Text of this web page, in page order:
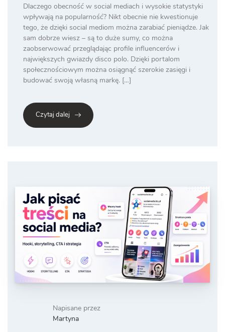
Dlaczego obecność w social mediach i wysokie statystyki
wpływają na popularność? Nikt obecnie nie kwestionuje
tego, że dzięki social mediom można zarabiać pieniądze. Jak
sam dobrze wiesz – są to duże sumy, co można
zaobserwować przeglądając profile influencerów i
największych gwiazdy disco polo. Dzięki portalom
społecznościowym można osiągnąć szerokie zasięgi i
budować swoją własną markę. […]
Czytaj dalej
Napisane przez
Martyna